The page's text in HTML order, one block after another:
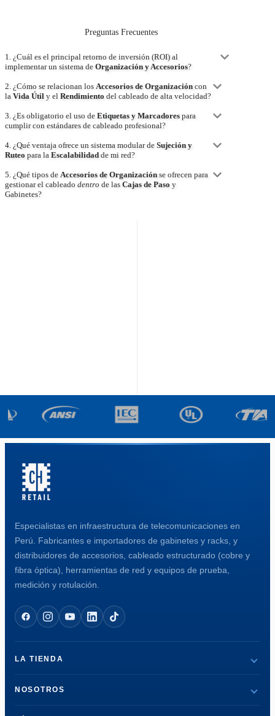
Preguntas Frecuentes
1. ¿Cuál es el principal retorno de inversión (ROI) al
implementar un sistema de Organización y Accesorios?
2. ¿Cómo se relacionan los Accesorios de Organización con
la Vida Útil y el Rendimiento del cableado de alta velocidad?
3. ¿Es obligatorio el uso de Etiquetas y Marcadores para
cumplir con estándares de cableado profesional?
4. ¿Qué ventaja ofrece un sistema modular de Sujeción y
Ruteo para la Escalabilidad de mi red?
5. ¿Qué tipos de Accesorios de Organización se ofrecen para
gestionar el cableado dentro de las Cajas de Paso y
Gabinetes?
Especialistas en infraestructura de telecomunicaciones en
Perú. Fabricantes e importadores de gabinetes y racks, y
distribuidores de accesorios, cableado estructurado (cobre y
fibra óptica), herramientas de red y equipos de prueba,
medición y rotulación.
LA TIENDA
NOSOTROS